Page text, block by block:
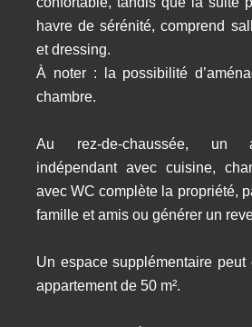
havre de sérénité, comprend
et dressing.
À noter : la possibilité
chambre.
Au rez-de-chaussée, un
indépendant avec cuisine,
avec WC complète la propriété,
famille et amis ou générer un
Un espace supplémentaire peut
appartement de 50 m².